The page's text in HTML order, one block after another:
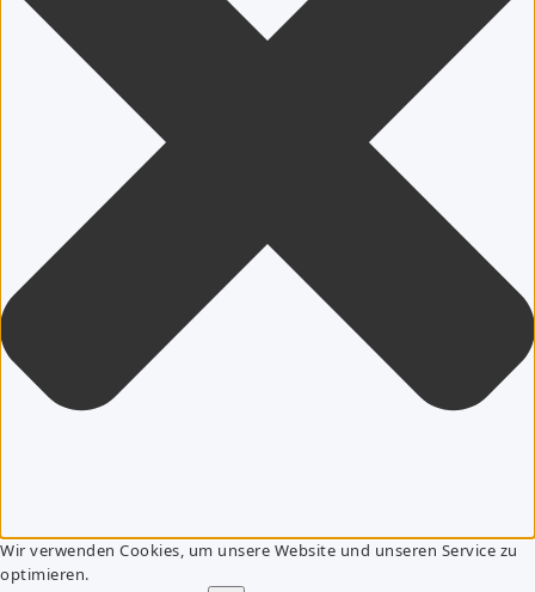
Wir verwenden Cookies, um unsere Website und unseren Service zu
optimieren.